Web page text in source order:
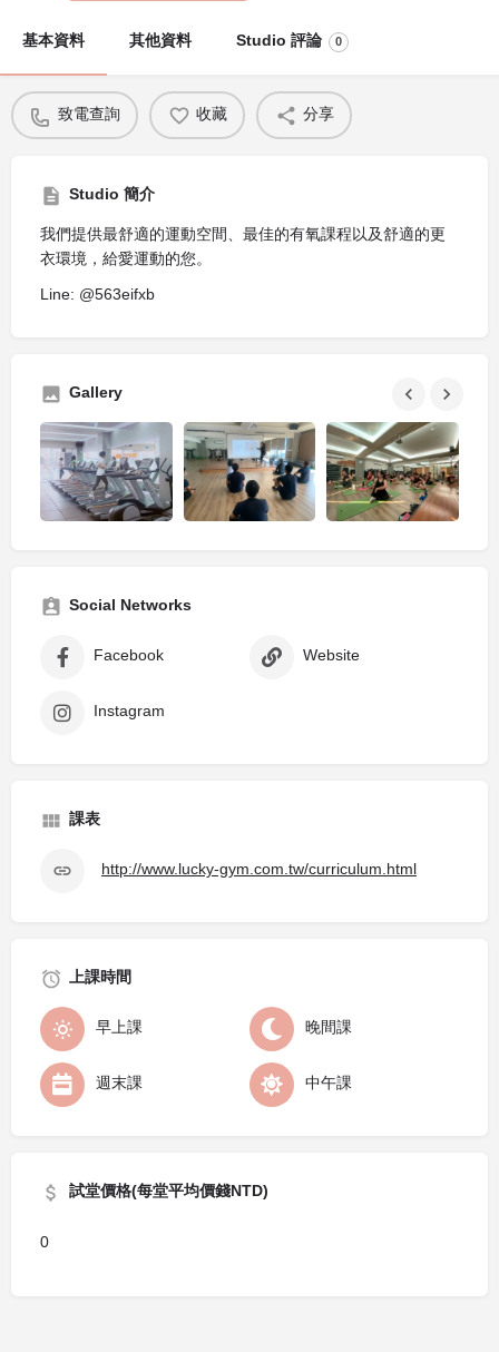
基本資料 其他資料 Studio 評論 0
致電查詢 收藏 分享
Studio 簡介
我們提供最舒適的運動空間、最佳的有氧課程以及舒適的更
衣環境，給愛運動的您。
Line: @563eifxb
Gallery
Social Networks
Facebook Website
Instagram
課表
http://www.lucky-gym.com.tw/curriculum.html
上課時間
早上課 晚間課
週末課 中午課
試堂價格(每堂平均價錢NTD)
0